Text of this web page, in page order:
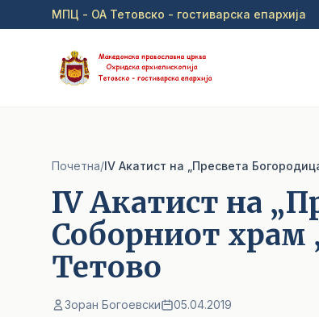
Прејди на главна содржина
МПЦ - ОА Тетовско - гостиварска епархија
Почетна/IV Акатист на „Пресвета
IV Акатист на
Соборниот храм
Тетово
Зоран Богоевски 05.04.2019